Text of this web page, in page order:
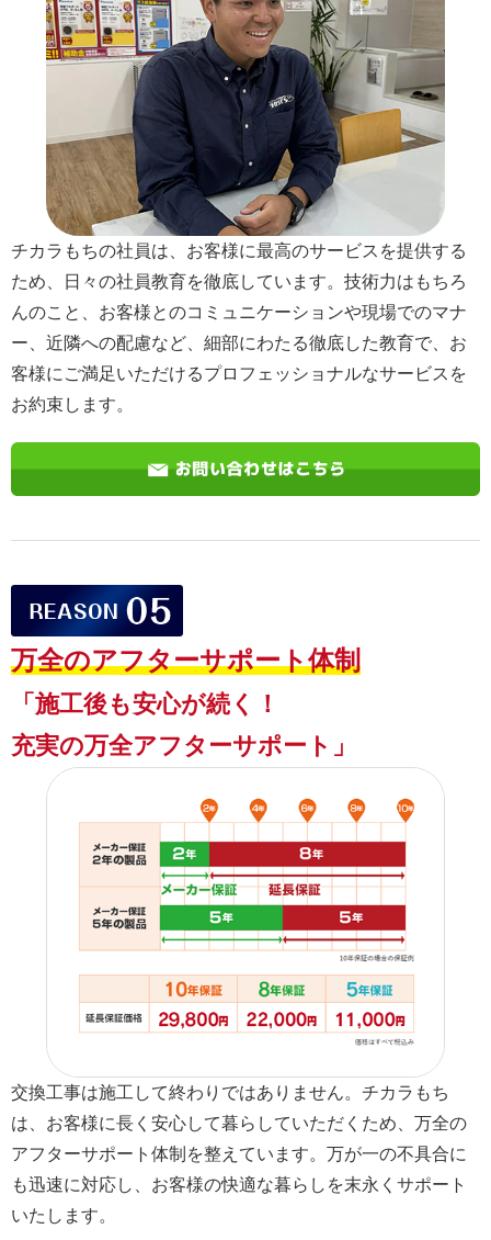
チカラもちの社員は、お客様に最高のサービスを提供する
ため、日々の社員教育を徹底しています。技術力はもちろ
んのこと、お客様とのコミュニケーションや現場でのマナ
ー、近隣への配慮など、細部にわたる徹底した教育で、お
客様にご満足いただけるプロフェッショナルなサービスを
お約束します。
万全のアフターサポート体制
「施工後も安心が続く！
充実の万全アフターサポート」
交換工事は施工して終わりではありません。チカラもち
は、お客様に長く安心して暮らしていただくため、万全の
アフターサポート体制を整えています。万が一の不具合に
も迅速に対応し、お客様の快適な暮らしを末永くサポート
いたします。